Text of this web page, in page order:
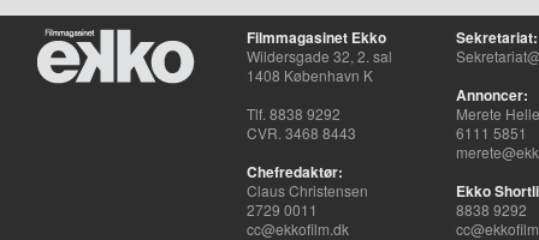
Filmmagasinet Ekko
Wildersgade 32, 2. sal
1408 København K
Tlf. 8838 9292
CVR. 3468 8443
Chefredaktør:
Claus Christensen
2729 0011
cc@ekkofilm.dk
Sekretariat:
Annoncer:
Merete
6111 5851
Ekko
8838 9292